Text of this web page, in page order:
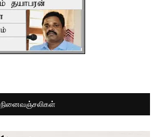
நினைவஞ்சலிகள்